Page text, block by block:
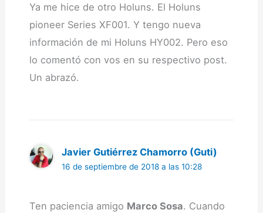
Ya me hice de otro Holuns. El Holuns
pioneer Series XF001. Y tengo nueva
información de mi Holuns HY002. Pero eso
lo comentó con vos en su respectivo post.
Un abrazó.
Javier Gutiérrez Chamorro (Guti)
16 de septiembre de 2018 a las 10:28
Ten paciencia amigo Marco Sosa. Cuando